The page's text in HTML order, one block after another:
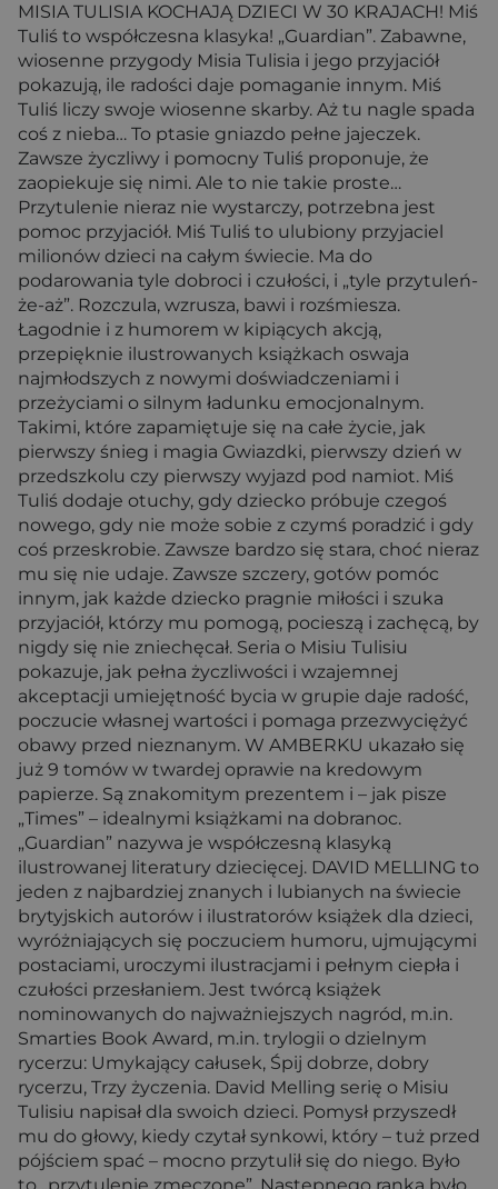
MISIA TULISIA KOCHAJĄ DZIECI W 30 KRAJACH! Miś
Tuliś to współczesna klasyka! „Guardian”. Zabawne,
wiosenne przygody Misia Tulisia i jego przyjaciół
pokazują, ile radości daje pomaganie innym. Miś
Tuliś liczy swoje wiosenne skarby. Aż tu nagle spada
coś z nieba… To ptasie gniazdo pełne jajeczek.
Zawsze życzliwy i pomocny Tuliś proponuje, że
zaopiekuje się nimi. Ale to nie takie proste…
Przytulenie nieraz nie wystarczy, potrzebna jest
pomoc przyjaciół. Miś Tuliś to ulubiony przyjaciel
milionów dzieci na całym świecie. Ma do
podarowania tyle dobroci i czułości, i „tyle przytuleń-
że-aż”. Rozczula, wzrusza, bawi i rozśmiesza.
Łagodnie i z humorem w kipiących akcją,
przepięknie ilustrowanych książkach oswaja
najmłodszych z nowymi doświadczeniami i
przeżyciami o silnym ładunku emocjonalnym.
Takimi, które zapamiętuje się na całe życie, jak
pierwszy śnieg i magia Gwiazdki, pierwszy dzień w
przedszkolu czy pierwszy wyjazd pod namiot. Miś
Tuliś dodaje otuchy, gdy dziecko próbuje czegoś
nowego, gdy nie może sobie z czymś poradzić i gdy
coś przeskrobie. Zawsze bardzo się stara, choć nieraz
mu się nie udaje. Zawsze szczery, gotów pomóc
innym, jak każde dziecko pragnie miłości i szuka
przyjaciół, którzy mu pomogą, pocieszą i zachęcą, by
nigdy się nie zniechęcał. Seria o Misiu Tulisiu
pokazuje, jak pełna życzliwości i wzajemnej
akceptacji umiejętność bycia w grupie daje radość,
poczucie własnej wartości i pomaga przezwyciężyć
obawy przed nieznanym. W AMBERKU ukazało się
już 9 tomów w twardej oprawie na kredowym
papierze. Są znakomitym prezentem i – jak pisze
„Times” – idealnymi książkami na dobranoc.
„Guardian” nazywa je współczesną klasyką
ilustrowanej literatury dziecięcej. DAVID MELLING to
jeden z najbardziej znanych i lubianych na świecie
brytyjskich autorów i ilustratorów książek dla dzieci,
wyróżniających się poczuciem humoru, ujmującymi
postaciami, uroczymi ilustracjami i pełnym ciepła i
czułości przesłaniem. Jest twórcą książek
nominowanych do najważniejszych nagród, m.in.
Smarties Book Award, m.in. trylogii o dzielnym
rycerzu: Umykający całusek, Śpij dobrze, dobry
rycerzu, Trzy życzenia. David Melling serię o Misiu
Tulisiu napisał dla swoich dzieci. Pomysł przyszedł
mu do głowy, kiedy czytał synkowi, który – tuż przed
pójściem spać – mocno przytulił się do niego. Było